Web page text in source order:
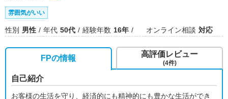
雰囲気がいい
性別 男性 年代 50代 経験年数 16年 オンライン相談 対応
FPの情報
自己紹介
お客様の生活を守り、経済的にも精神的にも豊かな生活ができ
高評価レビュー
(4件)